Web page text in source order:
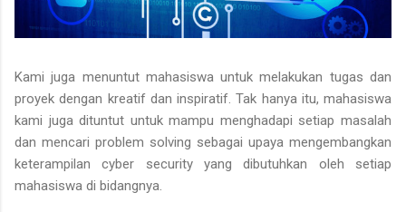
Kami juga menuntut mahasiswa untuk melakukan tugas dan
proyek dengan kreatif dan inspiratif. Tak hanya itu, mahasiswa
kami juga dituntut untuk mampu menghadapi setiap masalah
dan mencari problem solving sebagai upaya mengembangkan
keterampilan cyber security yang dibutuhkan oleh setiap
mahasiswa di bidangnya.